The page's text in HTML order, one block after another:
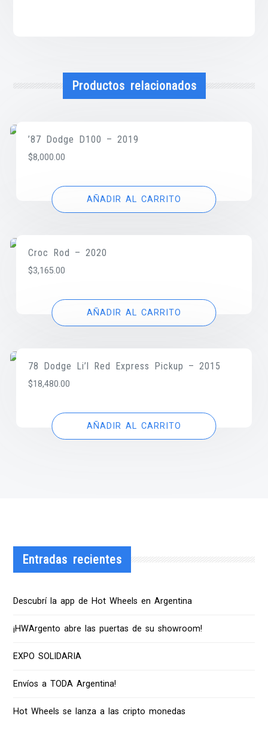
Productos relacionados
’87 Dodge D100 – 2019
$8,000.00
AÑADIR AL CARRITO
Croc Rod – 2020
$3,165.00
AÑADIR AL CARRITO
78 Dodge Li’l Red Express Pickup – 2015
$18,480.00
AÑADIR AL CARRITO
Entradas recientes
Descubrí la app de Hot Wheels en Argentina
¡HWArgento abre las puertas de su showroom!
EXPO SOLIDARIA
Envíos a TODA Argentina!
Hot Wheels se lanza a las cripto monedas